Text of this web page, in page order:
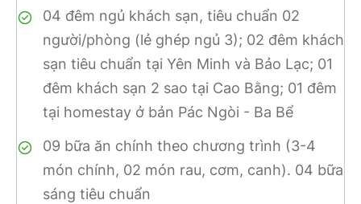
04 đêm ngủ khách sạn, tiêu chuẩn 02
người/phòng (lẻ ghép ngủ 3); 02 đêm khách
sạn tiêu chuẩn tại Yên Minh và Bảo Lạc; 01
đêm khách sạn 2 sao tại Cao Bằng; 01 đêm
tại homestay ở bản Pác Ngòi - Ba Bể
09 bữa ăn chính theo chương trình (3-4
món chính, 02 món rau, cơm, canh). 04 bữa
sáng tiêu chuẩn